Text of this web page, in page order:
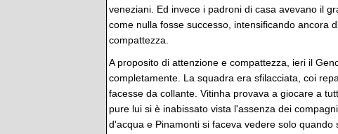
veneziani. Ed invece i padroni di casa avevano il
come nulla fosse successo, intensificando ancora
compattezza.
A proposito di attenzione e compattezza, ieri il
completamente. La squadra era sfilacciata, coi
facesse da collante. Vitinha provava a giocare a
pure lui si è inabissato vista l'assenza dei
d'acqua e Pinamonti si faceva vedere solo quando